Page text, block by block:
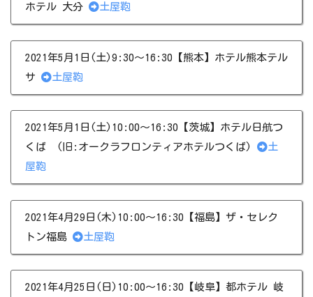
ホテル 大分
土屋鞄
2021年5月1日(土)9:30～16:30【熊本】ホテル熊本テル
サ
土屋鞄
2021年5月1日(土)10:00～16:30【茨城】ホテル日航つ
くば (旧:オークラフロンティアホテルつくば)
土
屋鞄
2021年4月29日(木)10:00～16:30【福島】ザ・セレク
トン福島
土屋鞄
2021年4月25日(日)10:00～16:30【岐阜】都ホテル 岐